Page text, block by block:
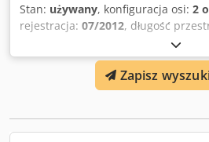
Stan: używany, konfiguracja osi: 2
rejestracja: 07/2012, długość
, szerokość przestrzeni
wysokość przestrzeni ładunkowej:
, rozmiar opony:425/
, Rok budowy:2012,
Adhek Zawieszenie: Zawieszenie
Zapisz